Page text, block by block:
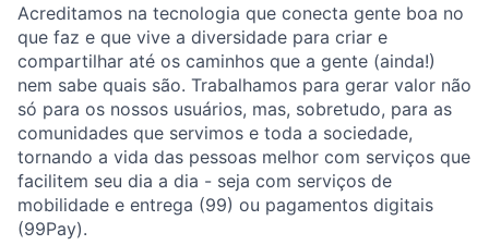
Acreditamos na tecnologia que conecta gente boa no
que faz e que vive a diversidade para criar e
compartilhar até os caminhos que a gente (ainda!)
nem sabe quais são. Trabalhamos para gerar valor não
só para os nossos usuários, mas, sobretudo, para as
comunidades que servimos e toda a sociedade,
tornando a vida das pessoas melhor com serviços que
facilitem seu dia a dia - seja com serviços de
mobilidade e entrega (99) ou pagamentos digitais
(99Pay).